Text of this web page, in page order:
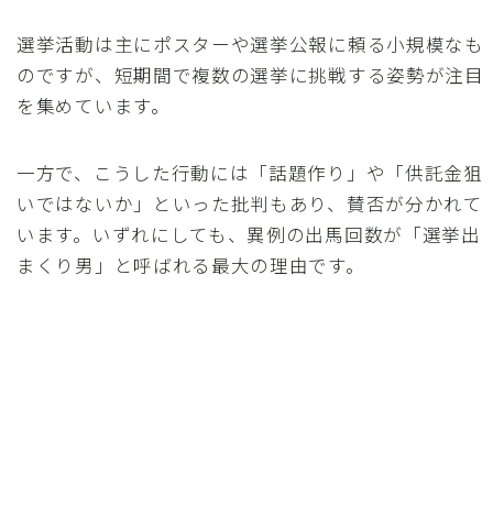
選挙活動は主にポスターや選挙公報に頼る小規模なも
のですが、短期間で複数の選挙に挑戦する姿勢が注目
を集めています。
一方で、こうした行動には「話題作り」や「供託金狙
いではないか」といった批判もあり、賛否が分かれて
います。いずれにしても、異例の出馬回数が「選挙出
まくり男」と呼ばれる最大の理由です。